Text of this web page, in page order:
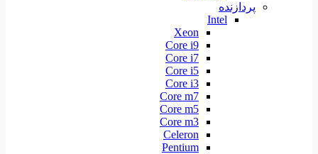
پردازنده
Intel
Xeon
Core i9
Core i7
Core i5
Core i3
Core m7
Core m5
Core m3
Celeron
Pentium